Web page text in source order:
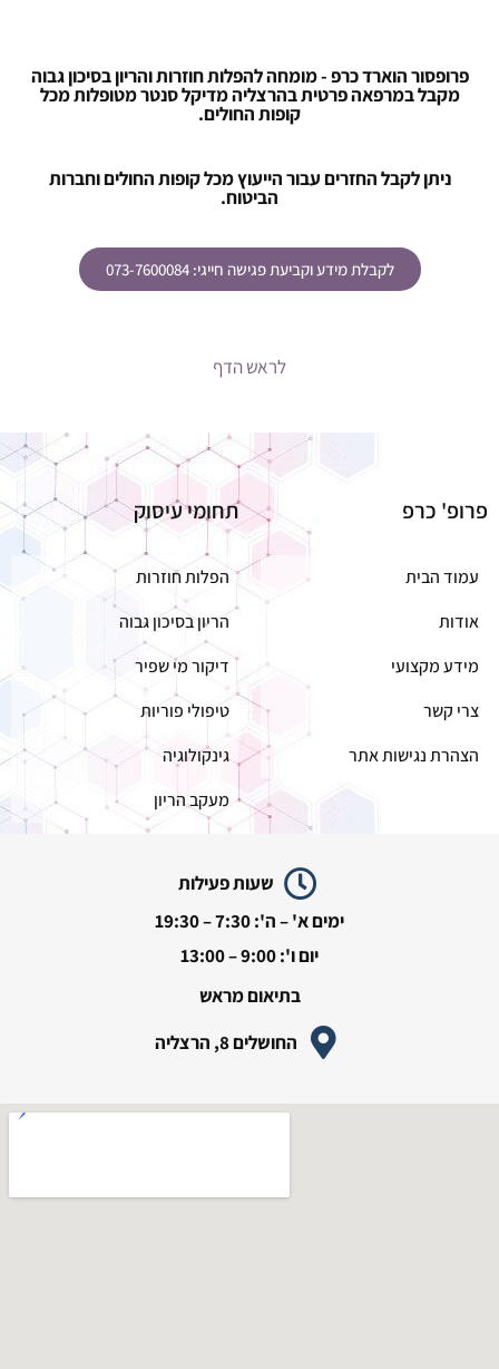
פרופסור הוארד כרפ - מומחה להפלות חוזרות והריון בסיכון גבוה
מקבל במרפאה פרטית בהרצליה מדיקל סנטר מטופלות מכל
קופות החולים.
ניתן לקבל החזרים עבור הייעוץ מכל קופות החולים וחברות
הביטוח.
לקבלת מידע וקביעת פגישה חייגי: 073-7600084
לראש הדף
פרופ' כרפ
עמוד הבית
אודות
מידע מקצועי
צרי קשר
הצהרת נגישות אתר
תחומי עיסוק
הפלות חוזרות
הריון בסיכון גבוה
דיקור מי שפיר
טיפולי פוריות
גינקולוגיה
מעקב הריון
שעות פעילות
ימים א' – ה': 7:30 – 19:30
יום ו': 9:00 – 13:00
בתיאום מראש
החושלים 8, הרצליה